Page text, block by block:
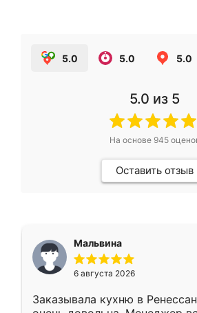
5.0 5.0 5.0
5.0 из 5
На основе 945
Оставить отзыв
Мальвина
6 августа 2026
Заказывала кухню в